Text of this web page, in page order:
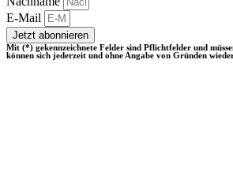
E-Mail
Jetzt abonnieren
Mit (*) gekennzeichnete Felder sind Pflichtfelder und
können sich jederzeit und ohne Angabe von Gründen